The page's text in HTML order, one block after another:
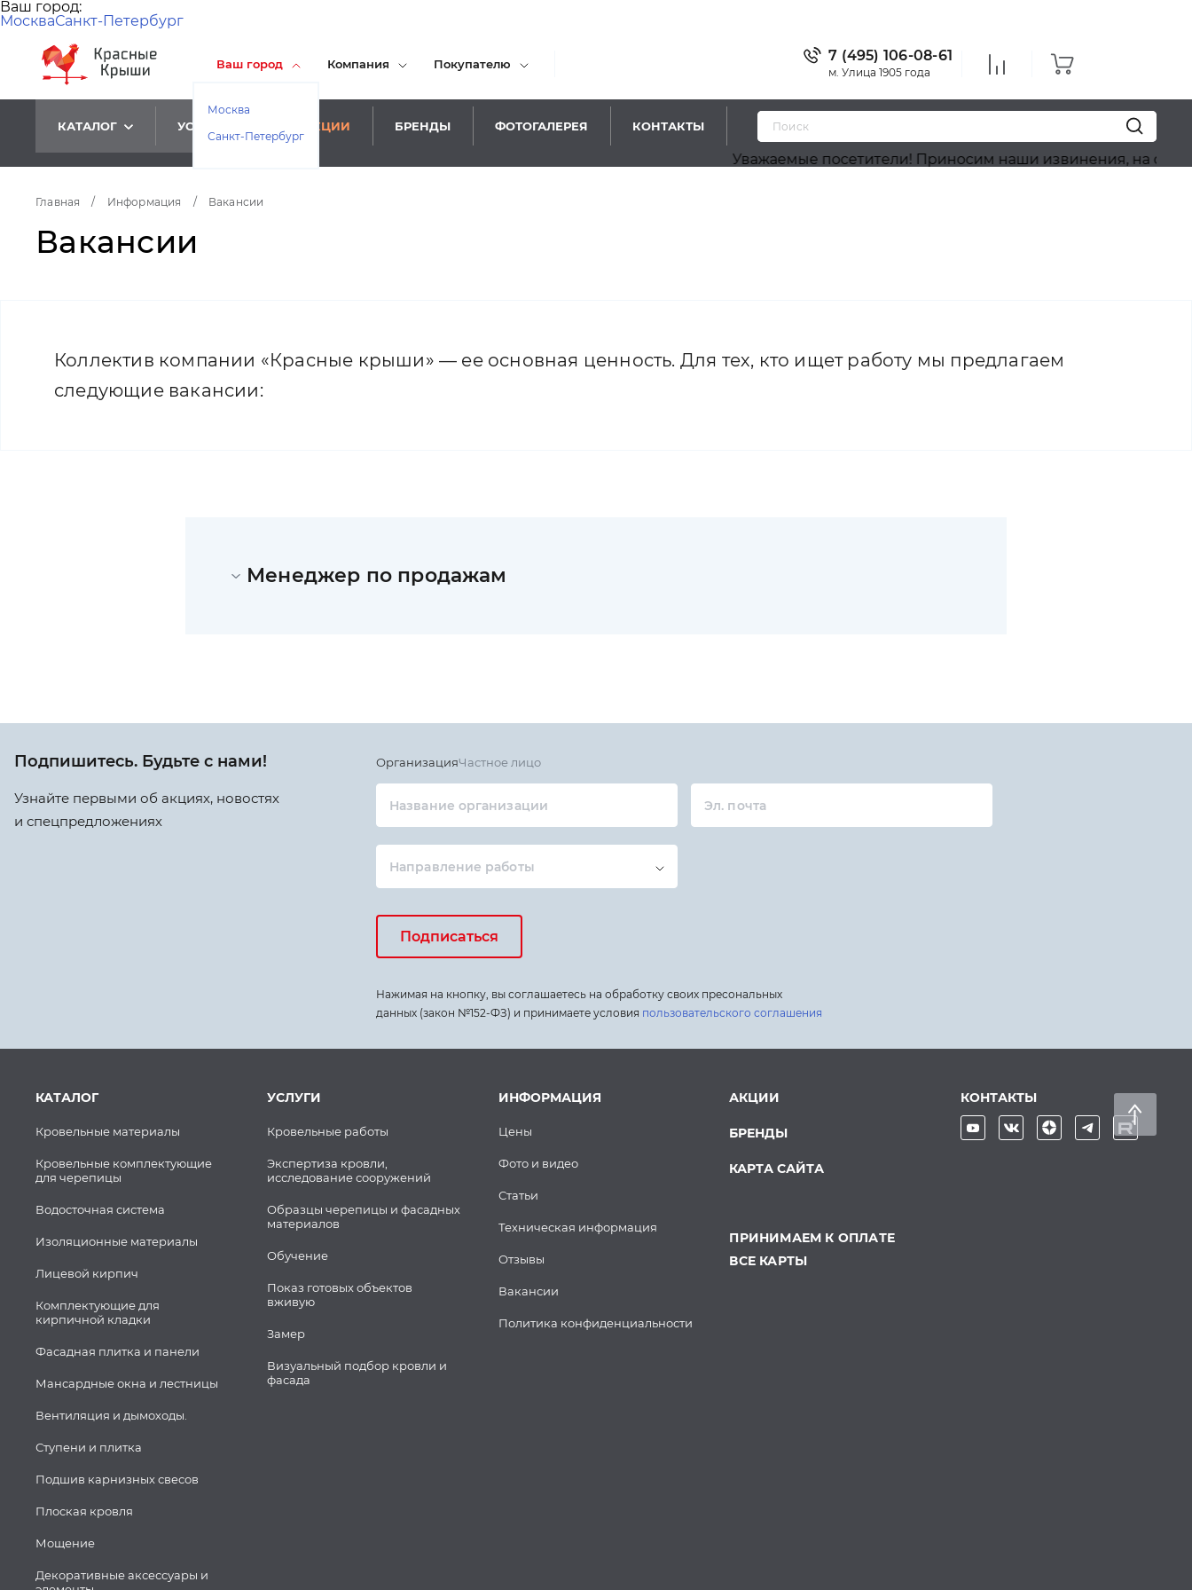
Ваш город:
МоскваСанкт-Петербург
Ваш город
Москва
Санкт-Петербург
Компания Покупателю
7 (495) 106-08-61
м. Улица 1905 года
КАТАЛОГ УСЛУГИ АКЦИИ БРЕНДЫ ФОТОГАЛЕРЕЯ КОНТАКТЫ
Уважаемые посетители! Приносим наши извинения, на сайте
Главная / Информация / Вакансии
Вакансии
Коллектив компании «Красные крыши» — ее основная ценность. Для тех, кто ищет работу мы предлагаем
следующие вакансии:
Менеджер по продажам
Подпишитесь. Будьте с нами!
Узнайте первыми об акциях, новостях
и спецпредложениях
ОрганизацияЧастное лицо
Название организации Эл. почта
Направление работы
Подписаться
Нажимая на кнопку, вы соглашаетесь на обработку своих пресональных
данных (закон №152-ФЗ) и принимаете условия пользовательского соглашения
КАТАЛОГ
Кровельные материалы
Кровельные комплектующие
для черепицы
Водосточная система
Изоляционные материалы
Лицевой кирпич
Комплектующие для
кирпичной кладки
Фасадная плитка и панели
Мансардные окна и лестницы
Вентиляция и дымоходы.
Ступени и плитка
Подшив карнизных свесов
Плоская кровля
Мощение
Декоративные аксессуары и
УСЛУГИ
Кровельные работы
Экспертиза кровли,
исследование сооружений
Образцы черепицы и фасадных
материалов
Обучение
Показ готовых объектов
вживую
Замер
Визуальный подбор кровли и
фасада
ИНФОРМАЦИЯ
Цены
Фото и видео
Статьи
Техническая информация
Отзывы
Вакансии
Политика конфиденциальности
АКЦИИ
БРЕНДЫ
КАРТА САЙТА
ПРИНИМАЕМ К ОПЛАТЕ
ВСЕ КАРТЫ
КОНТАКТЫ